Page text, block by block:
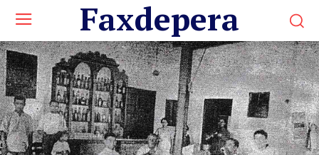
Faxdepera